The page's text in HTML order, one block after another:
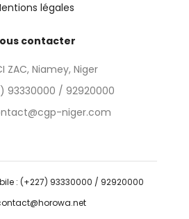
légales
contacter
ZAC, Niamey, Niger
93330000 / 92920000
niger.com
: (+227) 93330000 / 92920000